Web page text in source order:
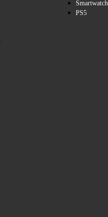
Smartwatch
PS5